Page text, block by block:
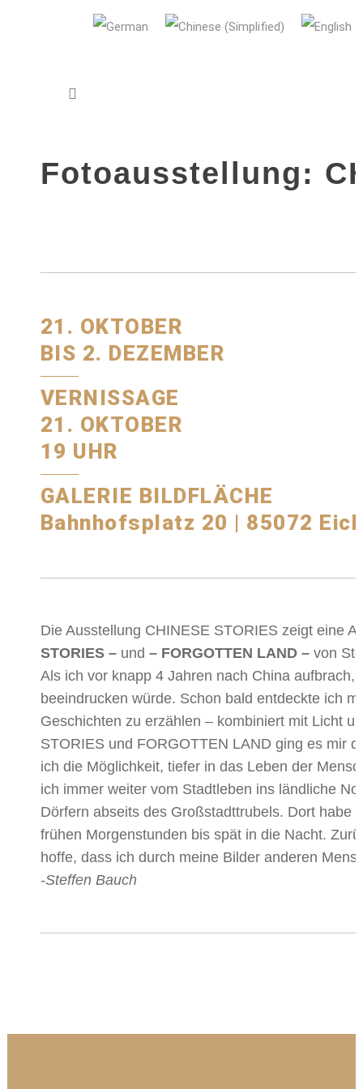
AUDI Konfuzius-Institut Ingolstadt
Fotoausstellung:
21. OKTOBER
BIS 2. DEZEMBER
VERNISSAGE
21. OKTOBER
19 UHR
GALERIE BILDFLÄCHE
Bahnhofsplatz 20 | 85072
Die Ausstellung CHINESE STORIES zeigt eine
STORIES –und – FORGOTTEN LAND – von
Als ich vor knapp 4 Jahren nach China
beeindrucken würde. Schon bald entdeckte ich
Geschichten zu erzählen – kombiniert mit Licht
STORIES und FORGOTTEN LAND ging es mir
ich die Möglichkeit, tiefer in das Leben der
ich immer weiter vom Stadtleben ins ländliche
Dörfern abseits des Großstadttrubels. Dort habe
frühen Morgenstunden bis spät in die Nacht.
hoffe, dass ich durch meine Bilder anderen
-Steffen Bauch